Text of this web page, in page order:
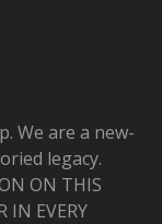
We are a new-
legacy.
ON THIS
IN EVERY